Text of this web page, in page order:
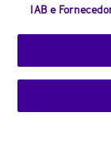
SYFY Portugal is
(CNMC).
Channel
SCI FI Slovenija
IAB e